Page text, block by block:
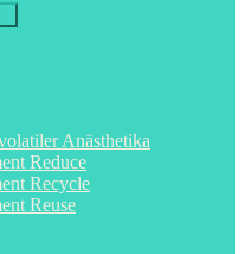
Anästhetika
Reduce
Recycle
Reuse